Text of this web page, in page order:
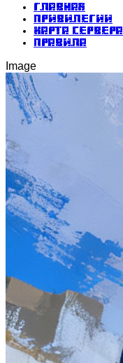
Главная
Привилегии
Карта сервера
Правила
Image